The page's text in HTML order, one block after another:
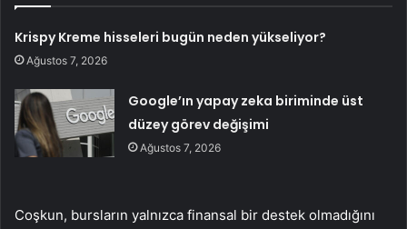
Krispy Kreme hisseleri bugün neden yükseliyor?
Ağustos 7, 2026
Google’ın yapay zeka biriminde üst
düzey görev değişimi
Ağustos 7, 2026
Coşkun, bursların yalnızca finansal bir destek olmadığını